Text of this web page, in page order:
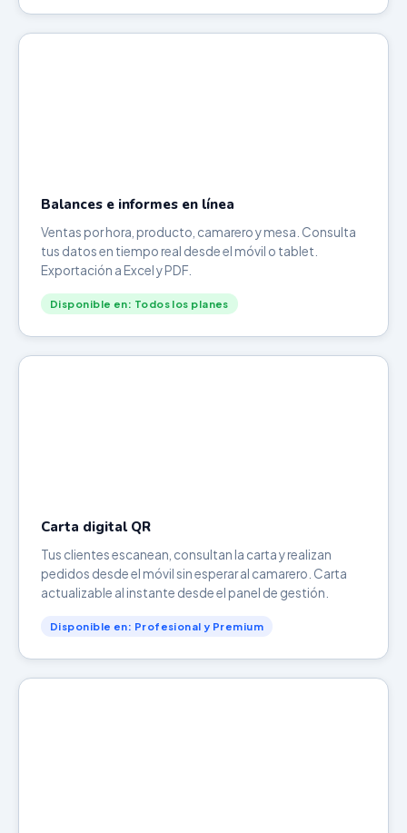
Balances e informes en línea
Ventas por hora, producto, camarero y mesa. Consulta
tus datos en tiempo real desde el móvil o tablet.
Exportación a Excel y PDF.
Disponible en: Todos los planes
Carta digital QR
Tus clientes escanean, consultan la carta y realizan
pedidos desde el móvil sin esperar al camarero. Carta
actualizable al instante desde el panel de gestión.
Disponible en: Profesional y Premium